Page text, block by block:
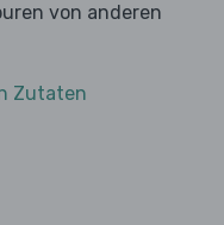
von anderen
Zutaten